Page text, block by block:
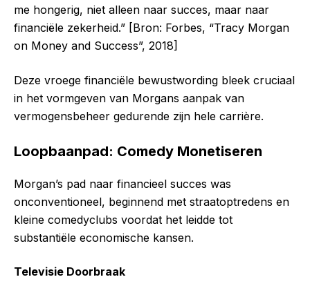
me hongerig, niet alleen naar succes, maar naar
financiële zekerheid.” [Bron: Forbes, “Tracy Morgan
on Money and Success”, 2018]
Deze vroege financiële bewustwording bleek cruciaal
in het vormgeven van Morgans aanpak van
vermogensbeheer gedurende zijn hele carrière.
Loopbaanpad: Comedy Monetiseren
Morgan’s pad naar financieel succes was
onconventioneel, beginnend met straatoptredens en
kleine comedyclubs voordat het leidde tot
substantiële economische kansen.
Televisie Doorbraak